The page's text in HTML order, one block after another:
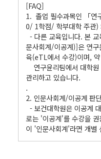
[FAQ]
1. 졸업 필수과목인 「
0/ 1학점/ 학부대학 주관)
- 다른 교육입니다. 본
문사회계/이공계)]은 연
육(eTL에서 수강)이며,
연구윤리팀에서 대학
관리하고 있습니다.
.
2. 인문사회계/이공계 판
- 보건대학원은 이공계
로는 '이공계'를 수강을
이 '인문사회계'라면 개별